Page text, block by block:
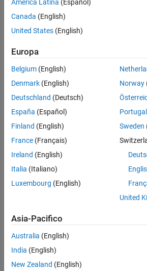
América Latina (Español)
Canada (English)
United States (English)
Europa
Belgium (English)
Denmark (English)
Deutschland (Deutsch)
España (Español)
Finland (English)
France (Français)
Ireland (English)
Italia (Italiano)
Luxembourg (English)
Norway
Portugal
Sweden
United
Asia-Pacifico
Australia (English)
India (English)
New Zealand (English)
Centro di fiducia
Informativa
Antipirateria
Stato dell'applicazione
© 1994-2026 The MathWorks, Inc.